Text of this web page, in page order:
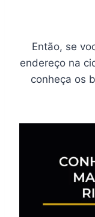
Então, se
endereço na
conheça os